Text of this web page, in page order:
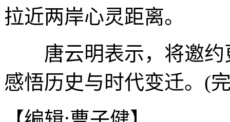
拉近两岸心灵距离。
唐云明表示，将邀约
感悟历史与时代变迁。(